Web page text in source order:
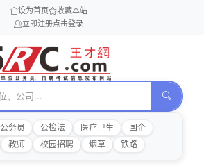
设为首页
收藏本站
立即注册点击登录
公务员 公检法 医疗卫生
国企
教师 校园招聘 烟草 铁路